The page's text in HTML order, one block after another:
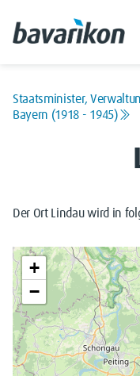
Staatsminister,
Bayern (1918 - 1945)
Der Ort Lindau wird in
+
−